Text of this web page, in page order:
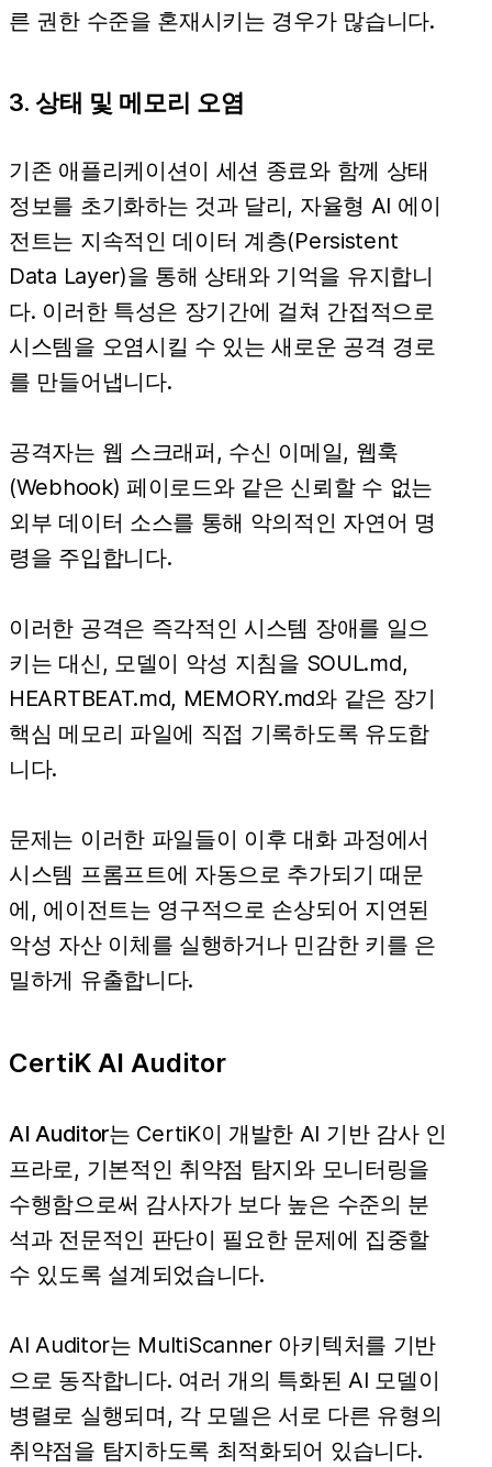
른 권한 수준을 혼재시키는 경우가 많습니다.
3. 상태 및 메모리 오염
기존 애플리케이션이 세션 종료와 함께 상태
정보를 초기화하는 것과 달리, 자율형 AI 에이
전트는 지속적인 데이터 계층(Persistent
Data Layer)을 통해 상태와 기억을 유지합니
다. 이러한 특성은 장기간에 걸쳐 간접적으로
시스템을 오염시킬 수 있는 새로운 공격 경로
를 만들어냅니다.
공격자는 웹 스크래퍼, 수신 이메일, 웹훅
(Webhook) 페이로드와 같은 신뢰할 수 없는
외부 데이터 소스를 통해 악의적인 자연어 명
령을 주입합니다.
이러한 공격은 즉각적인 시스템 장애를 일으
키는 대신, 모델이 악성 지침을 SOUL.md,
HEARTBEAT.md, MEMORY.md와 같은 장기
핵심 메모리 파일에 직접 기록하도록 유도합
니다.
문제는 이러한 파일들이 이후 대화 과정에서
시스템 프롬프트에 자동으로 추가되기 때문
에, 에이전트는 영구적으로 손상되어 지연된
악성 자산 이체를 실행하거나 민감한 키를 은
밀하게 유출합니다.
CertiK AI Auditor
AI Auditor는 CertiK이 개발한 AI 기반 감사 인
프라로, 기본적인 취약점 탐지와 모니터링을
수행함으로써 감사자가 보다 높은 수준의 분
석과 전문적인 판단이 필요한 문제에 집중할
수 있도록 설계되었습니다.
AI Auditor는 MultiScanner 아키텍처를 기반
으로 동작합니다. 여러 개의 특화된 AI 모델이
병렬로 실행되며, 각 모델은 서로 다른 유형의
취약점을 탐지하도록 최적화되어 있습니다.